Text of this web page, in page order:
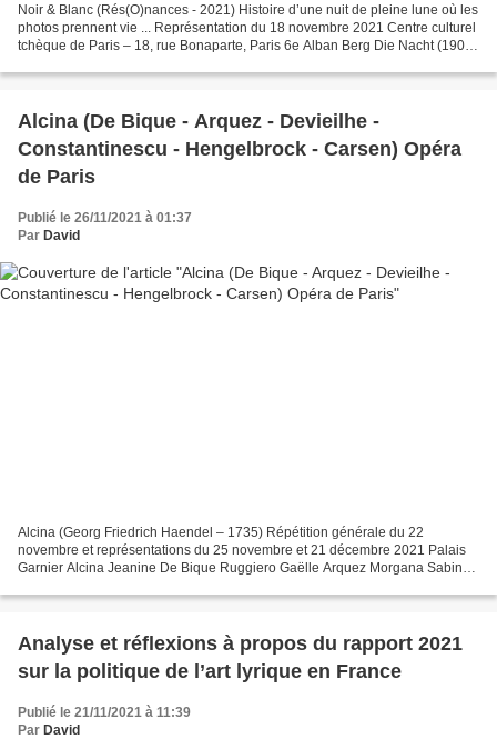
Noir & Blanc (Rés(O)nances - 2021) Histoire d’une nuit de pleine lune où les
photos prennent vie ... Représentation du 18 novembre 2021 Centre culturel
tchèque de Paris – 18, rue Bonaparte, Paris 6e Alban Berg Die Nacht (1907)
Alcina (De Bique - Arquez - Devieilhe -
Constantinescu - Hengelbrock - Carsen) Opéra
de Paris
Publié le 26/11/2021 à 01:37
Par David
Alcina (Georg Friedrich Haendel – 1735) Répétition générale du 22
novembre et représentations du 25 novembre et 21 décembre 2021 Palais
Garnier Alcina Jeanine De Bique Ruggiero Gaëlle Arquez Morgana Sabine
Analyse et réflexions à propos du rapport 2021
sur la politique de l’art lyrique en France
Publié le 21/11/2021 à 11:39
Par David